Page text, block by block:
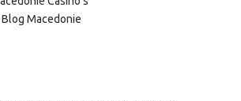
Blog Macedonie